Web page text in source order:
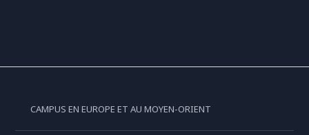
CAMPUS EN EUROPE ET AU MOYEN-ORIENT